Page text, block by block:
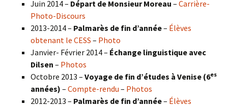
Juin 2014 – Départ de Monsieur Moreau – Carrière-
Photo-Discours
2013-2014 – Palmarès de fin d’année– Élèves
obtenant le CESS – Photo
Janvier- Février 2014 – Échange linguistique avec
Dilsen – Photos
Octobre 2013 – Voyage de fin d’études à Venise (6es
années) – Compte-rendu – Photos
2012-2013 – Palmarès de fin d’année– Élèves